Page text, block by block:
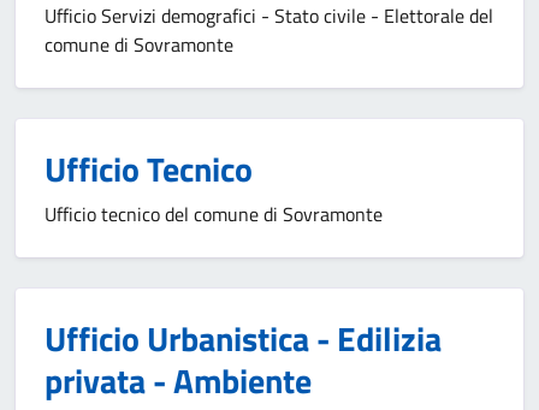
Ufficio Servizi demografici - Stato civile - Elettorale del
comune di Sovramonte
Ufficio Tecnico
Ufficio tecnico del comune di Sovramonte
Ufficio Urbanistica - Edilizia
privata - Ambiente